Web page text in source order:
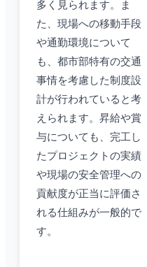
多く見られます。ま
た、現場への移動手段
や通勤環境について
も、都市部特有の交通
事情を考慮した制度設
計が行われていると考
えられます。昇給や賞
与についても、完工し
たプロジェクトの実績
や現場の安全管理への
貢献度が正当に評価さ
れる仕組みが一般的で
す。